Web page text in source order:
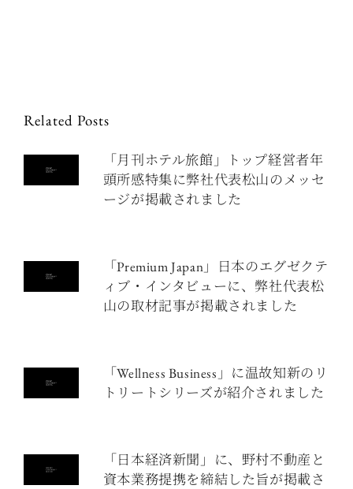
Related Posts
「月刊ホテル旅館」トップ経営者年
頭所感特集に弊社代表松山のメッセ
ージが掲載されました
「Premium Japan」日本のエグゼクテ
ィブ・インタビューに、弊社代表松
山の取材記事が掲載されました
「Wellness Business」に温故知新のリ
トリートシリーズが紹介されました
「日本経済新聞」に、野村不動産と
資本業務提携を締結した旨が掲載さ